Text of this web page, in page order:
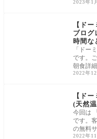
2023年1
【ド
ブログ
時間な
「ドー
です。
朝食詳
ご紹介し
2022年12
【ド
(天然
今回は
です。
の無料
2022年11